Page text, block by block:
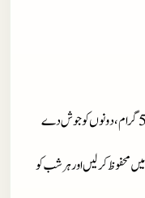
: شیرہ بھنگرہ 500 گرام، روغن کنجد 500 گرام، دونوں کو جوش دے
محفوظ کر لیں اور ہر شب کو